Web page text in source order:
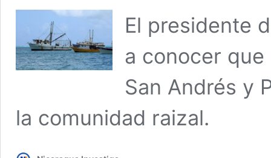
El presidente
a conocer
San Andrés y
la comunidad raizal.